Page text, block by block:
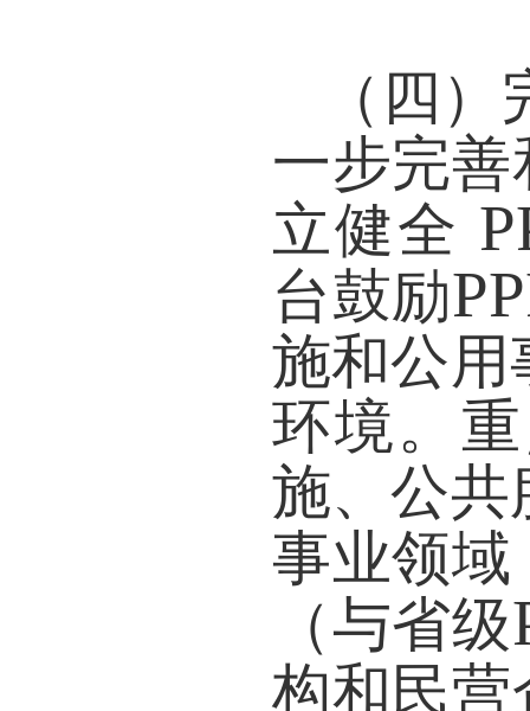
（四
一步完善
立健全
台鼓励
施和公用
环境。
施、公共
事业领
（与省级
构和民